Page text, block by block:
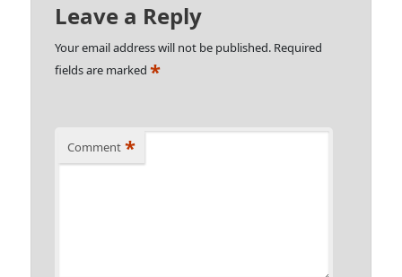
Leave a Reply
Your email address will not be published. Required
fields are marked*
Comment *